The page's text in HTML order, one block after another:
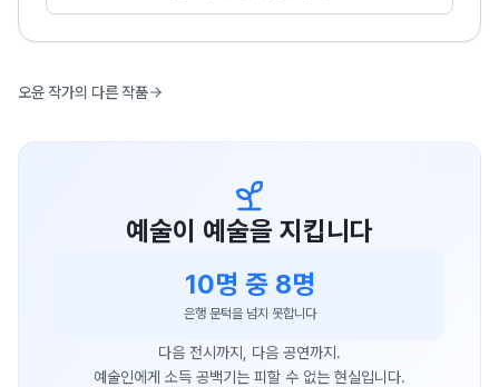
오윤 작가의 다른 작품
예술이 예술을 지킵니다
10명 중 8명
은행 문턱을 넘지 못합니다
다음 전시까지, 다음 공연까지.
예술인에게 소득 공백기는 피할 수 없는 현실입니다.